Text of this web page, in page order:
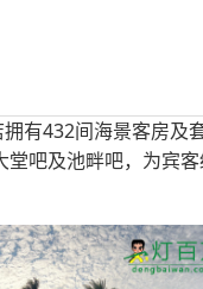
有432间海景客房及
堂吧及池畔吧，为宾